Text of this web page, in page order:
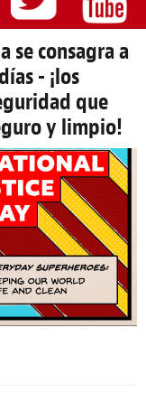
se consagra a
- ¡los
que
y limpio!